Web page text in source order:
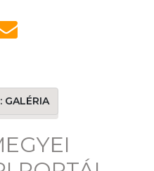
GALÉRIA